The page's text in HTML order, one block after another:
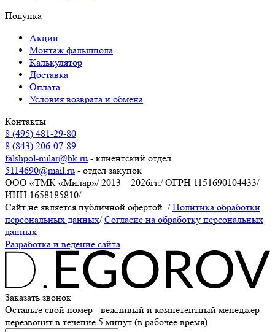
Покупка
Акции
Монтаж фальшпола
Калькулятор
Доставка
Оплата
Условия возврата и обмена
Контакты
8 (495) 481-29-80
8 (843) 206-07-89
falshpol-milar@bk.ru - клиентский отдел
5114690@mail.ru - отдел закупок
ООО «ТМК «Милар»/ 2013—2026гг./ОГРН 1151690104433/
ИНН 1658185810/
Сайт не является публичной офертой. / Политика обработки
персональных данных/ Согласие на обработку персональных
данных
Разработка и ведение сайта
Заказать звонок
Оставьте свой номер - вежливый и компетентный менеджер
перезвонит в течение 5 минут (в рабочее время)